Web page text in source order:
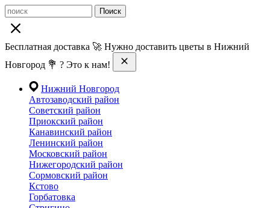
Поиск
Бесплатная доставка 🚀 Нужно доставить цветы в Нижний
Новгород 💐 ? Это к нам!
Нижний Новгород
Автозаводский район
Советский район
Приокский район
Канавинский район
Ленинский район
Московский район
Нижегородский район
Сормовский район
Кстово
Горбатовка